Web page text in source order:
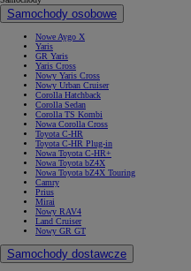
Samochody osobowe
Nowe Aygo X
Yaris
GR Yaris
Yaris Cross
Nowy Yaris Cross
Nowy Urban Cruiser
Corolla Hatchback
Corolla Sedan
Corolla TS Kombi
Nowa Corolla Cross
Toyota C-HR
Toyota C-HR Plug-in
Nowa Toyota C-HR+
Nowa Toyota bZ4X
Nowa Toyota bZ4X Touring
Camry
Prius
Mirai
Nowy RAV4
Land Cruiser
Nowy GR GT
Samochody dostawcze